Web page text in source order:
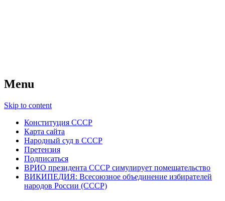
Menu
Skip to content
Конституция СССР
Карта сайта
Народный суд в СССР
Претензия
Подписаться
ВРИО президента СССР симулирует помешательство
ВИКИПЕДИЯ: Всесоюзное объединение избирателей
народов России (СССР)